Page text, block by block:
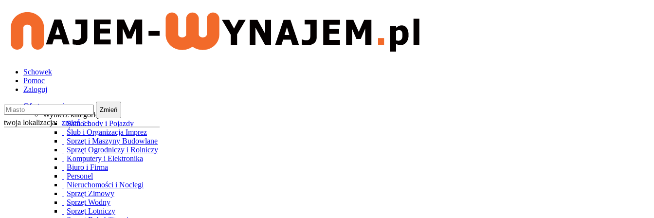
Schowek
Pomoc
Zaloguj
Zmień
twoja lokalizacja: zmień >>
Oferty wynajmu
Wybierz kategorię
Samochody i Pojazdy
Ślub i Organizacja Imprez
Sprzęt i Maszyny Budowlane
Sprzęt Ogrodniczy i Rolniczy
Komputery i Elektronika
Biuro i Firma
Personel
Nieruchomości i Noclegi
Sprzęt Zimowy
Sprzęt Wodny
Sprzęt Lotniczy